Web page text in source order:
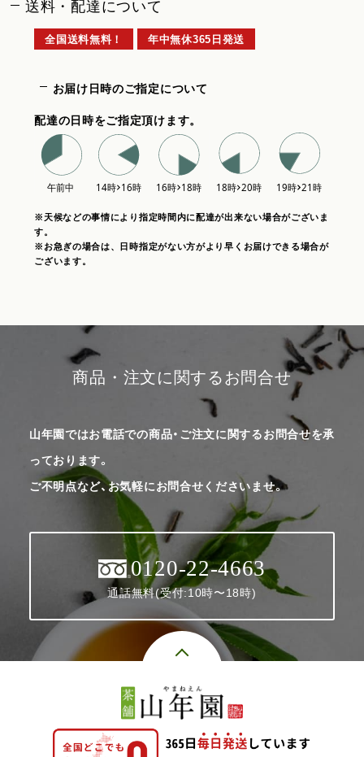
送料・配達について
全国送料無料！ 年中無休365日発送
お届け日時のご指定について
配達の日時をご指定頂けます。
※天候などの事情により指定時間内に配達が出来ない場合がございま
す。
※お急ぎの場合は、日時指定がない方がより早くお届けできる場合が
ございます。
商品・注文に関するお問合せ
山年園ではお電話での商品・ご注文に関するお問合せを承
っております。
ご不明点など、お気軽にお問合せくださいませ。
0120-22-4663
通話無料(受付:10時〜18時)